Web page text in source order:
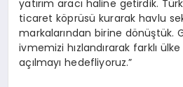
yatırım aracı haline getirdik.
ticaret köprüsü kurarak havlu
markalarından birine dönüştük.
ivmemizi hızlandırarak farklı
açılmayı hedefliyoruz.”